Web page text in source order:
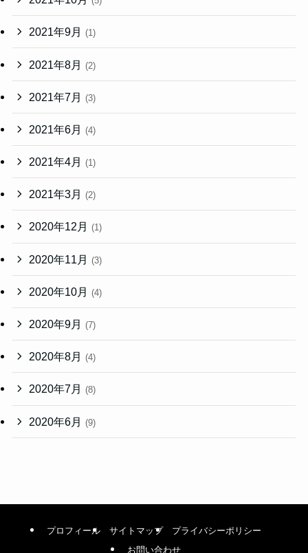
2021年9月 (1)
2021年8月 (2)
2021年7月 (3)
2021年6月 (4)
2021年4月 (1)
2021年3月 (2)
2020年12月 (1)
2020年11月 (3)
2020年10月 (4)
2020年9月 (7)
2020年8月 (4)
2020年7月 (8)
2020年6月 (9)
プロフィール サイトマップ
プライバシーポリシー
お問い合わせ